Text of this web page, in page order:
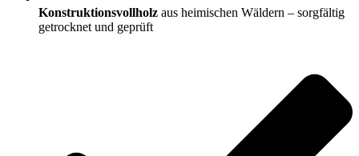
Konstruktionsvollholz aus heimischen Wäldern – sorgfältig
getrocknet und geprüft